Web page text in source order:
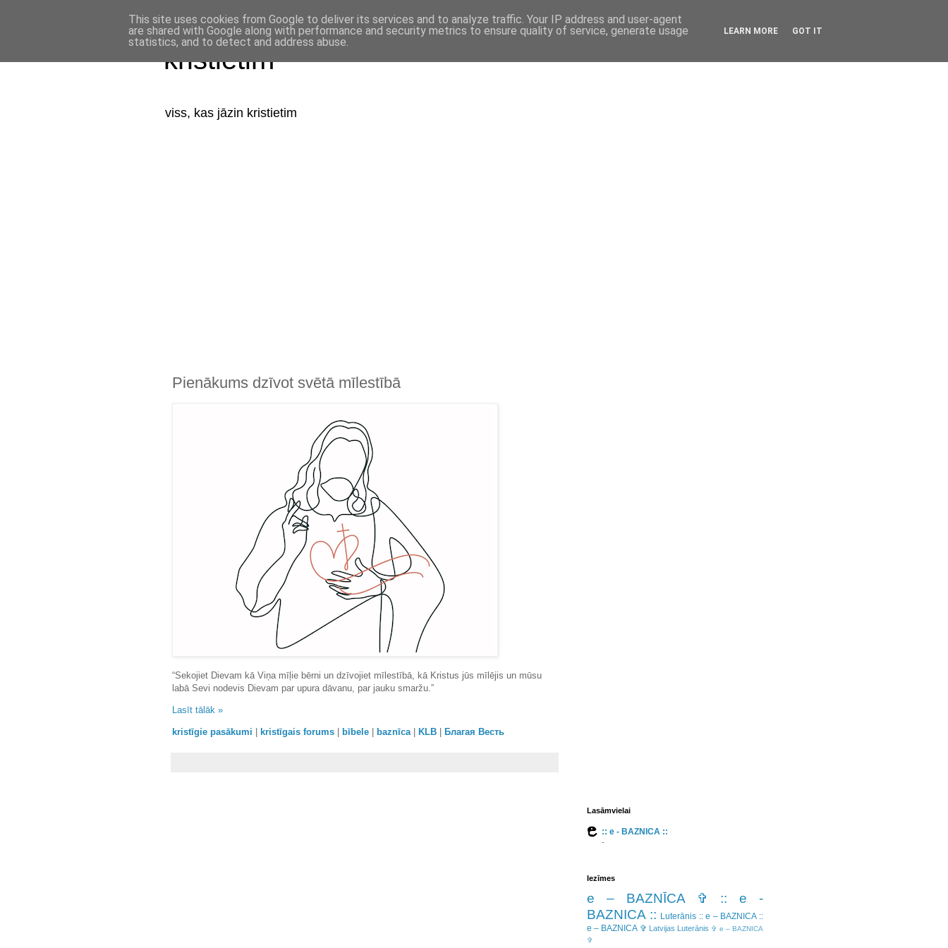
kristietim
viss, kas jāzin kristietim
Pienākums dzīvot svētā mīlestībā
“Sekojiet Dievam kā Viņa mīļie bērni un dzīvojiet mīlestībā, kā Kristus jūs mīlējis un mūsu
labā Sevi nodevis Dievam par upura dāvanu, par jauku smaržu.”
Lasīt tālāk »
kristīgie pasākumi kristīgais forums bībele baznīca| KLB Благая Весть
Lasāmvielai
:: e - BAZNICA ::
-
Iezīmes
e – BAZNĪCA ✞
:: e -
BAZNICA :: Luterānis :: e – BAZNICA ::
e – BAZNICA ✞ Latvijas Luterānis ✞ e – BAZNICA
✞
This site uses cookies from Google to deliver its services and to analyze traffic. Your IP address and user-agent
are shared with Google along with performance and security metrics to ensure quality of service, generate usage
statistics, and to detect and address abuse.
LEARN MORE GOT IT